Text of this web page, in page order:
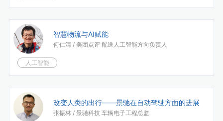
智慧物流与AI赋能
何仁清 / 美团点评 配送人工智能方向负责人
人工智能
改变人类的出行——景驰在自动驾驶方面的进展
张振林 / 景驰科技 车辆电子工程总监